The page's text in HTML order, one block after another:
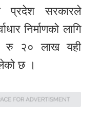
प्रदेश सरकारले
निर्माणको लागि
रु २० लाख यही
छ ।